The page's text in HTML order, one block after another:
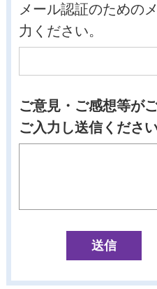
メール認証のための
力ください。
ご意見・ご感想等が
ご入力し送信ください